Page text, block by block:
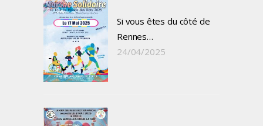
Si vous êtes du côté de
Rennes…
24/04/2025